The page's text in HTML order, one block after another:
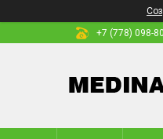
+7 (778) 098-